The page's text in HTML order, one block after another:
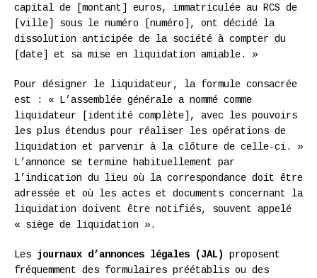
capital de [montant] euros, immatriculée au RCS de
[ville] sous le numéro [numéro], ont décidé la
dissolution anticipée de la société à compter du
[date] et sa mise en liquidation amiable. »
Pour désigner le liquidateur, la formule consacrée
est : « L’assemblée générale a nommé comme
liquidateur [identité complète], avec les pouvoirs
les plus étendus pour réaliser les opérations de
liquidation et parvenir à la clôture de celle-ci. »
L’annonce se termine habituellement par
l’indication du lieu où la correspondance doit être
adressée et où les actes et documents concernant la
liquidation doivent être notifiés, souvent appelé
« siège de liquidation ».
Les journaux d’annonces légales (JAL)
proposent
fréquemment des formulaires préétablis ou des